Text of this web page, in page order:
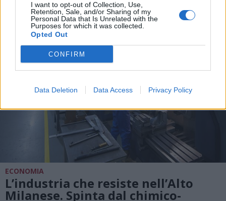
I want to opt-out of Collection, Use,
Retention, Sale, and/or Sharing of my
Personal Data that Is Unrelated with the
Purposes for which it was collected.
Opted Out
CONFIRM
Data Deletion Data Access Privacy Policy
ECONOMIA
L’industria che resiste nell’Alto
Milanese. Spinta dal chimico-